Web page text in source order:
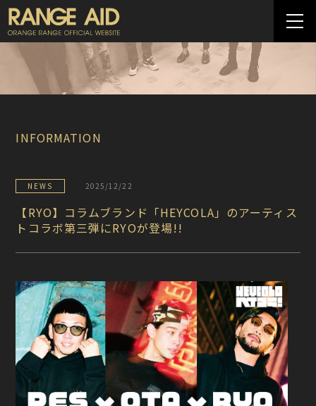
INFORMATION
NEWS 2025/12/22
【RYO】コラムブランド「HEYCOLA」のアーティス
トコラボ第三弾にRYOが登場!!